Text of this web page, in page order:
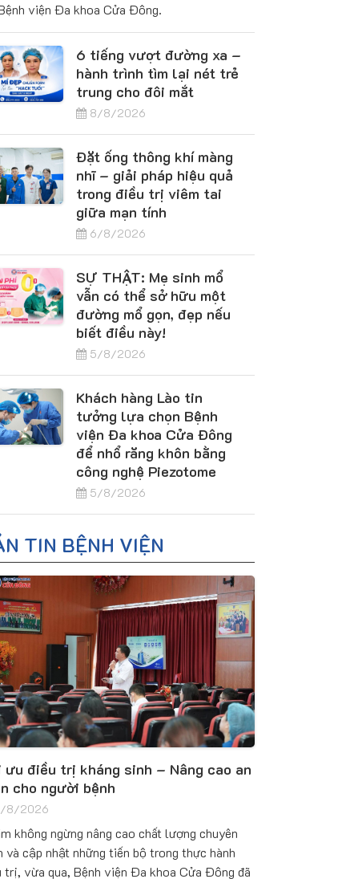
viện Đa khoa Cửa Đông.
6 tiếng vượt đường xa –
hành trình tìm lại nét trẻ
trung cho đôi mắt
8/8/2026
Đặt ống thông khí màng
nhĩ – giải pháp hiệu quả
trong điều trị viêm tai
giữa mạn tính
6/8/2026
SỰ THẬT: Mẹ sinh mổ
vẫn có thể sở hữu một
đường mổ gọn, đẹp nếu
biết điều này!
5/8/2026
Khách hàng Lào tin
tưởng lựa chọn Bệnh
viện Đa khoa Cửa Đông
để nhổ răng khôn bằng
công nghệ Piezotome
5/8/2026
TIN BỆNH VIỆN
ưu điều trị kháng sinh – Nâng cao an
cho người bệnh
8/2026
không ngừng nâng cao chất lượng chuyên
và cập nhật những tiến bộ trong thực hành
trị, vừa qua, Bệnh viện Đa khoa Cửa Đông đã